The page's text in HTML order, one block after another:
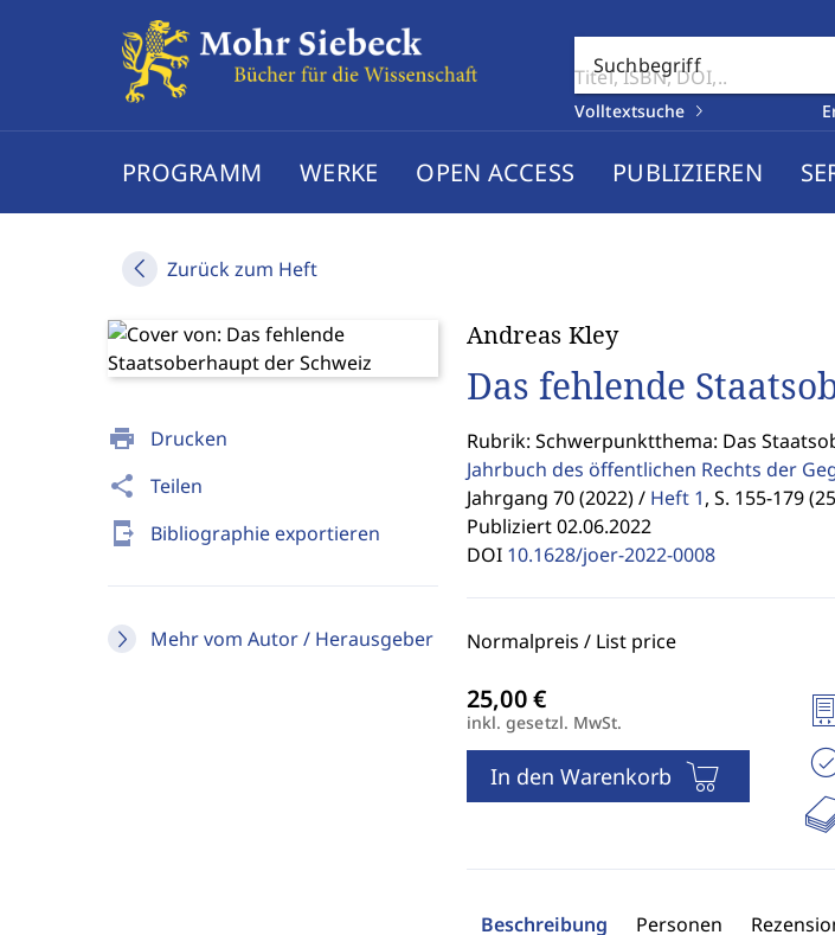
Suchbegriff
Volltextsuche
PROGRAMM WERKE OPEN ACCESS PUBLIZIEREN
Zurück zum Heft
print Drucken
share Teilen
send_to_mobile Bibliographie exportieren
Mehr vom Autor / Herausgeber
Andreas Kley
Das fehlende
Rubrik: Schwerpunktthema: Das
Jahrbuch des öffentlichen Rechts der
Jahrgang 70 (2022) / Heft 1, S. 155-179
Publiziert 02.06.2022
DOI 10.1628/joer-2022-0008
Normalpreis / List price
inkl. gesetzl. MwSt.
In den Warenkorb
Beschreibung Personen